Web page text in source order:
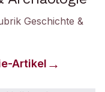
Geschichte &
-Artikel